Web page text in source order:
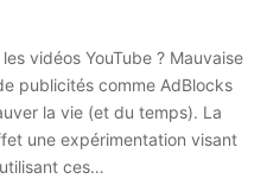
vidéos YouTube ? Mauvaise
publicités comme AdBlocks
la vie (et du temps). La
une expérimentation visant
ces…